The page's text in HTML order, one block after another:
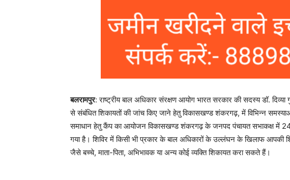
बलरामपुर: राष्ट्रीय बाल अधिकार संरक्षण आयोग भारत सरकार की सदस्य डॉ.
से संबंधित शिकायतों की जांच किए जाने हेतु विकासखण्ड शंकरगढ़, में विभिन्न समस्याओं
समाधान हेतु कैंप का आयोजन विकासखण्ड शंकरगढ़ के जनपद पंचायत सभाकक्ष में
गया है। शिविर में किसी भी प्रकार के बाल अधिकारों के उल्लंघन के खिलाफ आपकी
जैसे बच्चे, माता-पिता, अभिभावक या अन्य कोई व्यक्ति शिकायत करा सकते हैं।